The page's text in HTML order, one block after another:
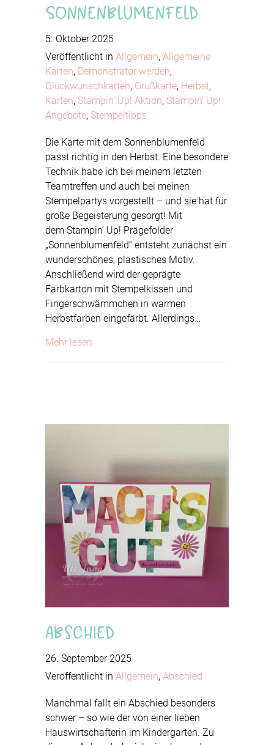
Sonnenblumenfeld
5. Oktober 2025
Veröffentlicht in Allgemein, Allgemeine
Karten, Demonstrator werden,
Glückwunschkarten, Grußkarte, Herbst,
Karten, Stampin' Up! Aktion, Stampin' Up!
Angebote, Stempeltipps
Die Karte mit dem Sonnenblumenfeld
passt richtig in den Herbst. Eine besondere
Technik habe ich bei meinem letzten
Teamtreffen und auch bei meinen
Stempelpartys vorgestellt – und sie hat für
große Begeisterung gesorgt! Mit
dem Stampin’ Up! Prägefolder
„Sonnenblumenfeld“ entsteht zunächst ein
wunderschönes, plastisches Motiv.
Anschließend wird der geprägte
Farbkarton mit Stempelkissen und
Fingerschwämmchen in warmen
Herbstfarben eingefärbt. Allerdings…
Mehr lesen
Abschied
26. September 2025
Veröffentlicht in Allgemein, Abschied
Manchmal fällt ein Abschied besonders
schwer – so wie der von einer lieben
Hauswirtschafterin im Kindergarten. Zu